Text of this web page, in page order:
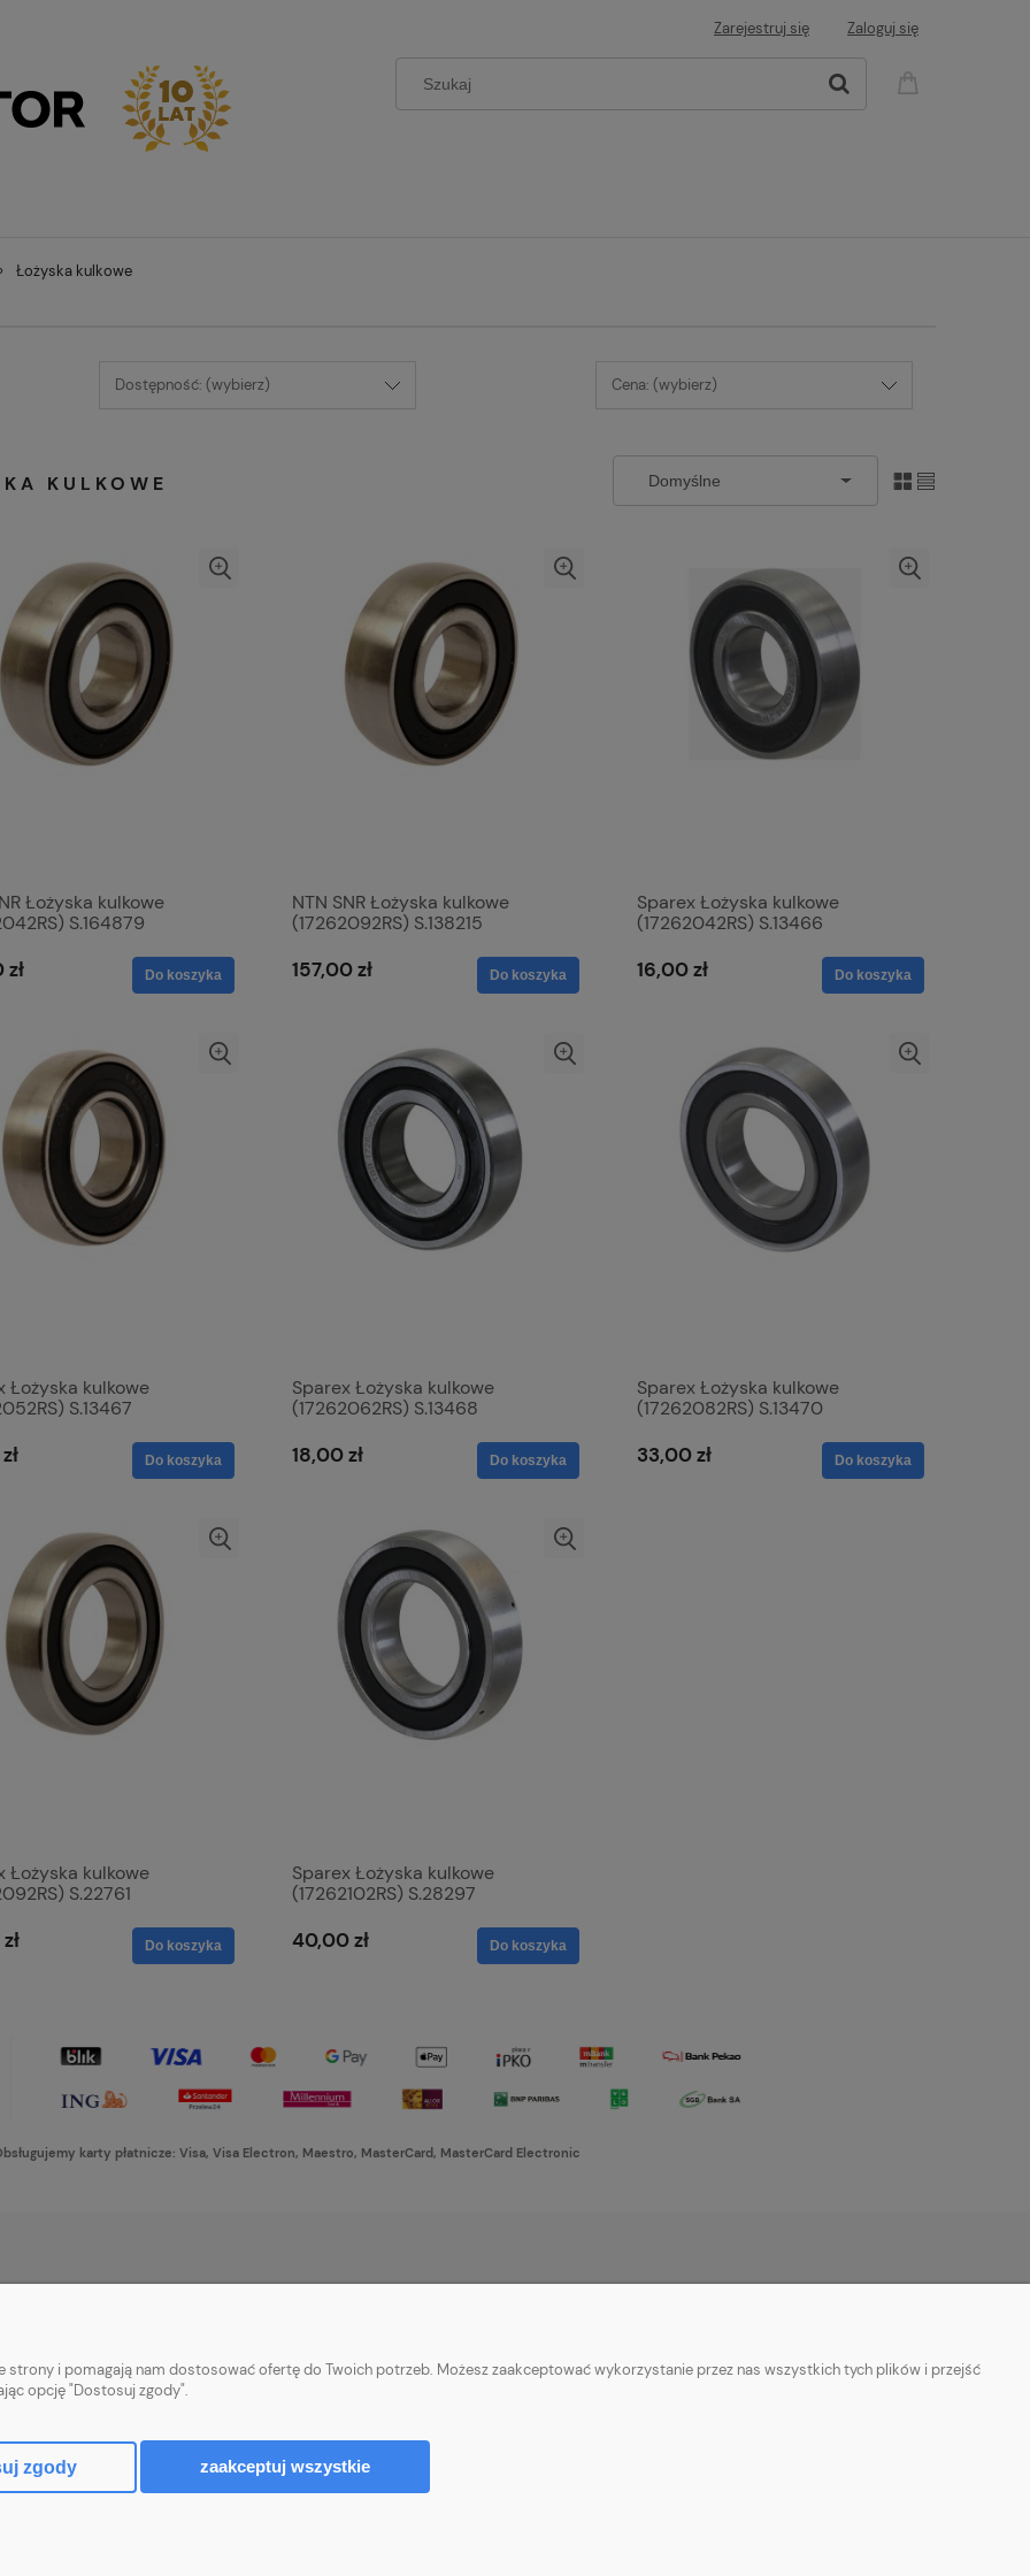
Zarejestruj się Zaloguj się
Łożyska kulkowe
Dostępność: (wybierz) Cena: (wybierz)
KULKOWE
Łożyska kulkowe
S.164879
Do koszyka
NTN SNR Łożyska kulkowe
(17262092RS) S.138215
157,00 zł Do koszyka
Sparex Łożyska kulkowe
(17262042RS) S.13466
16,00 zł Do koszyka
Łożyska kulkowe
S.13467
Do koszyka
Sparex Łożyska kulkowe
(17262062RS) S.13468
18,00 zł Do koszyka
Sparex Łożyska kulkowe
(17262082RS) S.13470
33,00 zł Do koszyka
Łożyska kulkowe
S.22761
Do koszyka
Sparex Łożyska kulkowe
(17262102RS) S.28297
40,00 zł Do koszyka
karty płatnicze: Visa, Visa Electron, Maestro, MasterCard, MasterCard Electronic
Czas i koszty dostawy
Polityka prywatności
O firmie
strony i pomagają nam dostosować ofertę do Twoich potrzeb. Możesz zaakceptować wykorzystanie przez nas wszystkich tych plików i przejść
opcję "Dostosuj zgody".
zgody zaakceptuj wszystkie